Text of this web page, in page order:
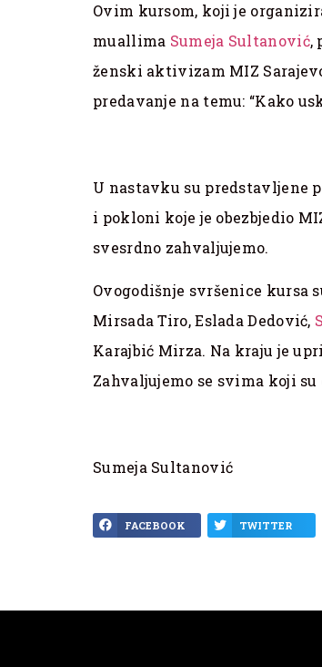
Ovim kursom, koji je
muallima Sumeja Sultanović,
ženski aktivizam MIZ
predavanje na temu: “Kako
U nastavku su predstavljene
i pokloni koje je obezbjedio
svesrdno zahvaljujemo.
Ovogodišnje svršenice kursa
Mirsada Tiro, Eslada Dedović,
Karajbić Mirza. Na kraju je
Zahvaljujemo se svima koji
Sumeja Sultanović
FACEBOOK TWITTER